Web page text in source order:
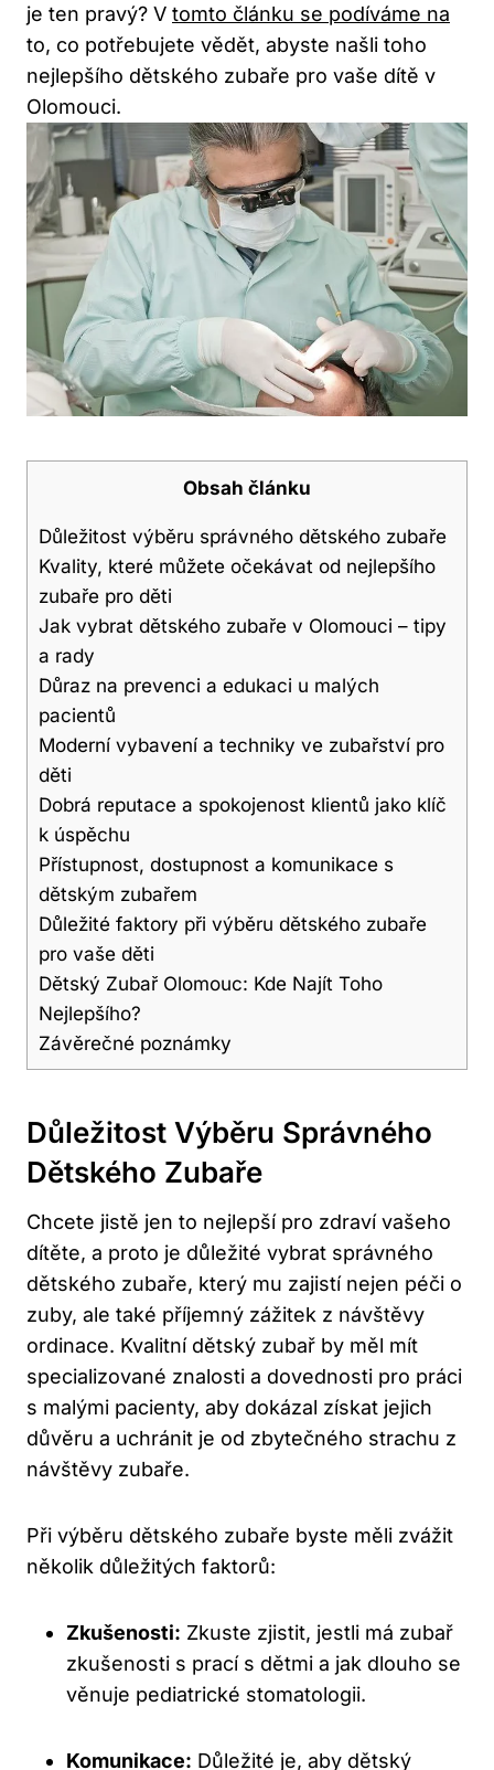
je ten pravý? V tomto článku se podíváme na
to, co potřebujete vědět, abyste našli toho
nejlepšího dětského zubaře pro vaše dítě v
Olomouci.
Obsah článku
Důležitost výběru správného dětského zubaře
Kvality, které můžete očekávat od nejlepšího
zubaře pro děti
Jak vybrat dětského zubaře v Olomouci – tipy
a rady
Důraz na prevenci a edukaci u malých
pacientů
Moderní vybavení a techniky ve zubařství pro
děti
Dobrá reputace a spokojenost klientů jako klíč
k úspěchu
Přístupnost, dostupnost a komunikace s
dětským zubařem
Důležité faktory při výběru dětského zubaře
pro vaše děti
Dětský Zubař Olomouc: Kde Najít Toho
Nejlepšího?
Závěrečné poznámky
Důležitost Výběru Správného
Dětského Zubaře
Chcete jistě jen to nejlepší pro zdraví vašeho
dítěte, a proto je důležité vybrat správného
dětského zubaře, který mu zajistí nejen péči o
zuby, ale také příjemný zážitek z návštěvy
ordinace. Kvalitní dětský zubař by měl mít
specializované znalosti a dovednosti pro práci
s malými pacienty, aby dokázal získat jejich
důvěru a uchránit je od zbytečného strachu z
návštěvy zubaře.
Při výběru dětského zubaře byste měli zvážit
několik důležitých faktorů:
Zkušenosti: Zkuste zjistit, jestli má zubař
zkušenosti s prací s dětmi a jak dlouho se
věnuje pediatrické stomatologii.
Komunikace: Důležité je, aby dětský